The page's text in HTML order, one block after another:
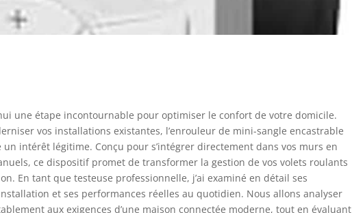
une étape incontournable pour optimiser le confort de votre domicile.
vos installations existantes, l’enrouleur de mini-sangle encastrable
intérêt légitime. Conçu pour s’intégrer directement dans vos murs en
ce dispositif promet de transformer la gestion de vos volets roulants
En tant que testeuse professionnelle, j’ai examiné en détail ses
et ses performances réelles au quotidien. Nous allons analyser
aux exigences d’une maison connectée moderne, tout en évaluant